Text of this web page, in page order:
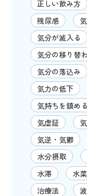
正しい飲み方
残尿感
気分が滅入る
気分の移り替
気分の落込み
気力の低下
気持ちを鎮める
気虚証
気逆・気鬱
水分摂取
水滞
水菜
治療法